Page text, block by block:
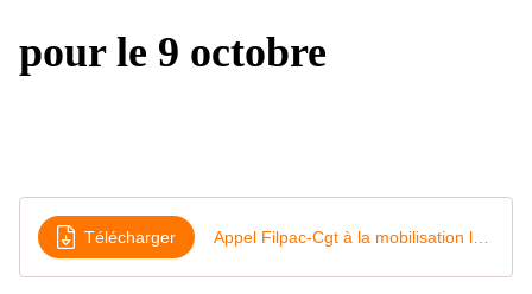
pour le 9 octobre
Télécharger